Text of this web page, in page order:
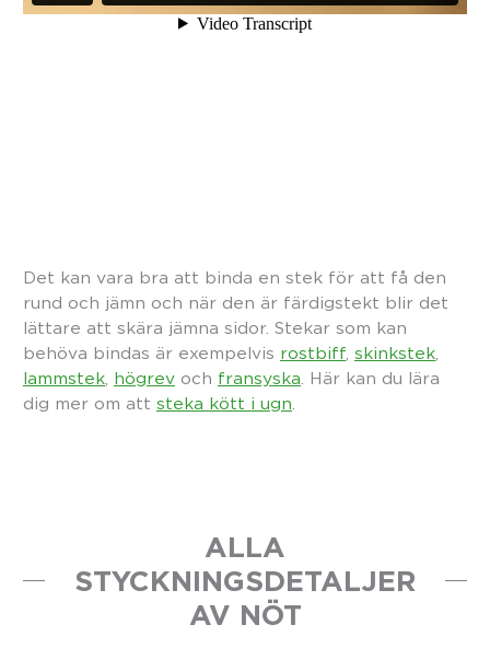
Det kan vara bra att binda en stek för att få den
rund och jämn och när den är färdigstekt blir det
lättare att skära jämna sidor. Stekar som kan
behöva bindas är exempelvis rostbiff skinkstek
lammstek högrev och fransyska . Här kan du lära
dig mer om att steka kött i ugn
ALLA
STYCKNINGSDETALJER
AV NÖT